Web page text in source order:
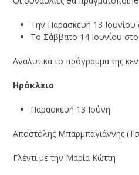
Την Παρασκευή 13 Ιουνίου
Το Σάββατο 14 Ιουνίου
Αναλυτικά το πρόγραμμα της
Ηράκλειο
Παρασκευή 13 Ιούνη
Αποστόλης Μπαρμπαγιάννης
Γλέντι με την Μαρία Κώττη